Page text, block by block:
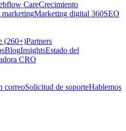
CareCrecimiento
Marketing digital 360SEO
(260+)Partners
BlogInsightsEstado del
CRO
correoSolicitud de soporteHablemos